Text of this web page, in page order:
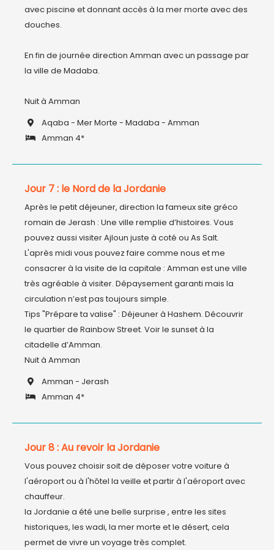
avec piscine et donnant accès à la mer morte avec des
douches.
En fin de journée direction Amman avec un passage par
la ville de Madaba.
Nuit à Amman
Aqaba - Mer Morte - Madaba - Amman
Amman 4*
Jour 7 : le Nord de la Jordanie
Après le petit déjeuner, direction la fameux site gréco
romain de Jerash : Une ville remplie d’histoires. Vous
pouvez aussi visiter Ajloun juste à coté ou As Salt.
L'après midi vous pouvez faire comme nous et me
consacrer à la visite de la capitale : Amman est une ville
très agréable à visiter. Dépaysement garanti mais la
circulation n’est pas toujours simple.
Tips "Prépare ta valise" : Déjeuner à Hashem. Découvrir
le quartier de Rainbow Street. Voir le sunset à la
citadelle d’Amman.
Nuit à Amman
Amman - Jerash
Amman 4*
Jour 8 : Au revoir la Jordanie
Vous pouvez choisir soit de déposer votre voiture à
l'aéroport ou à l'hôtel la veille et partir à l'aéroport avec
chauffeur.
la Jordanie a été une belle surprise , entre les sites
historiques, les wadi, la mer morte et le désert, cela
permet de vivre un voyage très complet.